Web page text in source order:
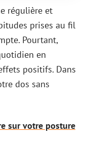
régulière et
prises au fil
Pourtant,
en
positifs. Dans
dos sans
sur votre posture